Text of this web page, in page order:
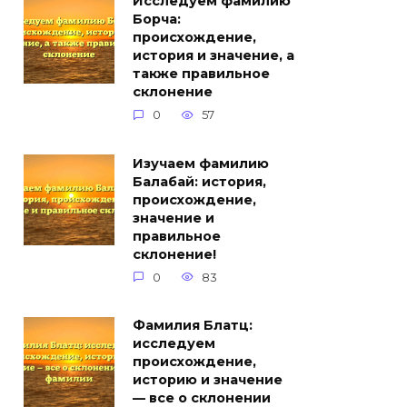
Борча:
происхождение,
история и значение, а
также правильное
склонение
0 57
Изучаем фамилию
Балабай: история,
происхождение,
значение и
правильное
склонение!
0 83
Фамилия Блатц:
исследуем
происхождение,
историю и значение
— все о склонении